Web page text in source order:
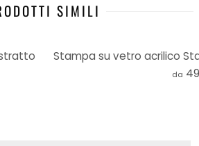
SIMILI
Stampa su vetro acrilico
da